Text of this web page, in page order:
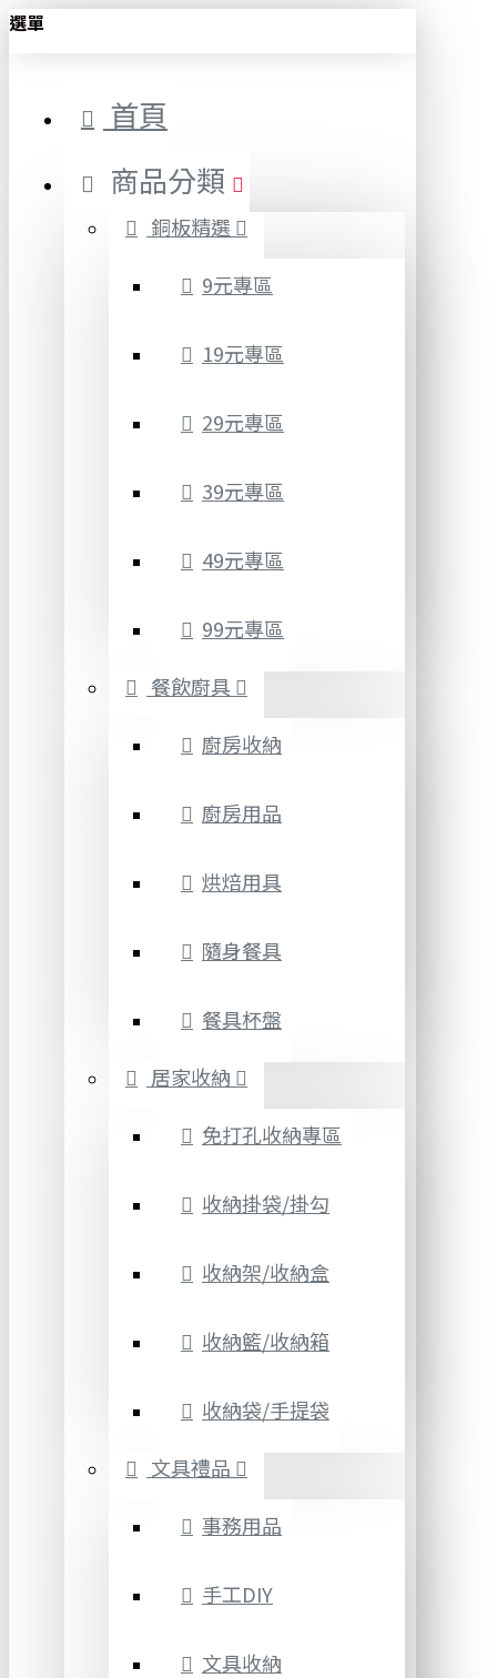
選單
首頁
商品分類
銅板精選
9元專區
19元專區
29元專區
39元專區
49元專區
99元專區
餐飲廚具
廚房收納
廚房用品
烘焙用具
隨身餐具
餐具杯盤
居家收納
免打孔收納專區
收納掛袋/掛勾
收納架/收納盒
收納籃/收納箱
收納袋/手提袋
文具禮品
事務用品
手工DIY
文具收納